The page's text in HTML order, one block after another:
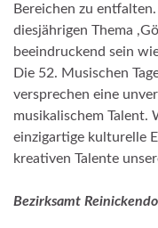
Bereichen zu
diesjährigen Thema
beeindruckend sein
Die 52. Musischen
versprechen eine
musikalischem Talent.
einzigartige kulturelle
kreativen Talente
Bezirksamt